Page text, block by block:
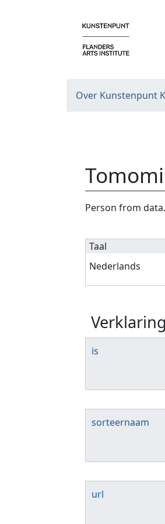
Over Kunstenpunt
Ga naar:navigatie
Person from
Taal
Nederlands
is
sorteernaam
url